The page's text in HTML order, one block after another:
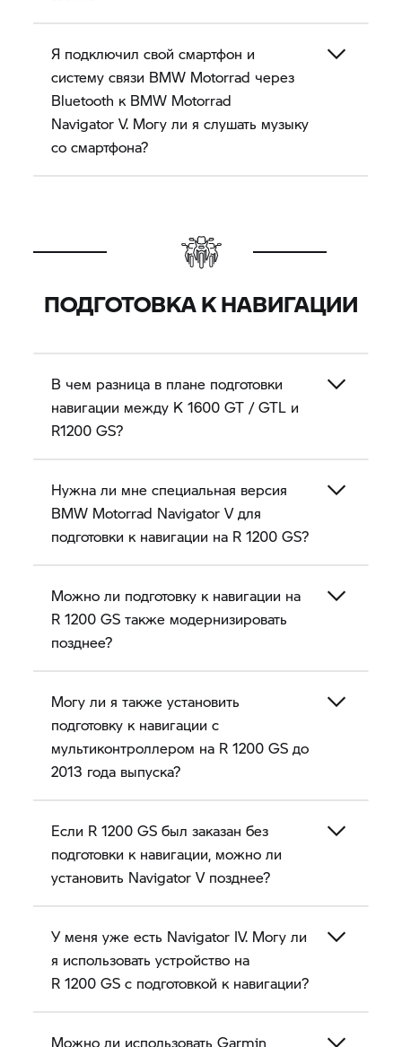
Я подключил свой смартфон и
систему связи BMW Motorrad через
Bluetooth к BMW Motorrad
Navigator V. Могу ли я слушать музыку
со смартфона?
ПОДГОТОВКА К НАВИГАЦИИ
В чем разница в плане подготовки
навигации между K 1600 GT / GTL и
R1200 GS?
Нужна ли мне специальная версия
BMW Motorrad Navigator Vдля
подготовки к навигации на R 1200 GS?
Можно ли подготовку к навигации на
R 1200 GS также модернизировать
позднее?
Могу ли я также установить
подготовку к навигации с
мультиконтроллером на R 1200 GS до
2013 года выпуска?
Если R 1200 GS был заказан без
подготовки к навигации, можно ли
установить Navigator Vпозднее?
У меня уже есть Navigator IV. Могу ли
я использовать устройство на
R 1200 GS с подготовкой к навигации?
Можно ли использовать Garmin